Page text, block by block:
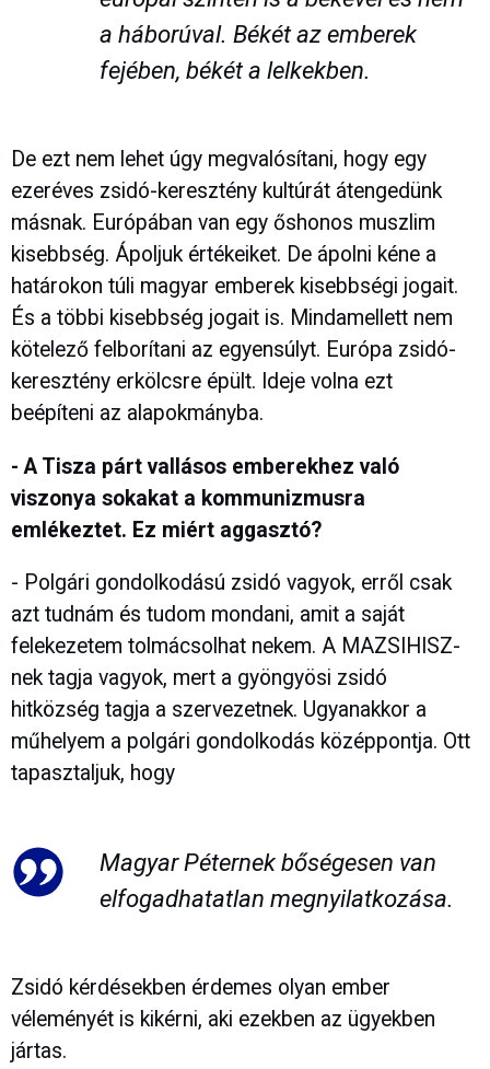
a háborúval. Békét az emberek
fejében, békét a lelkekben.
De ezt nem lehet úgy megvalósítani, hogy egy
ezeréves zsidó-keresztény kultúrát átengedünk
másnak. Európában van egy őshonos muszlim
kisebbség. Ápoljuk értékeiket. De ápolni kéne a
határokon túli magyar emberek kisebbségi jogait.
És a többi kisebbség jogait is. Mindamellett nem
kötelező felborítani az egyensúlyt. Európa zsidó-
keresztény erkölcsre épült. Ideje volna ezt
beépíteni az alapokmányba.
- A Tisza párt vallásos emberekhez való
viszonya sokakat a kommunizmusra
emlékeztet. Ez miért aggasztó?
- Polgári gondolkodású zsidó vagyok, erről csak
azt tudnám és tudom mondani, amit a saját
felekezetem tolmácsolhat nekem. A MAZSIHISZ-
nek tagja vagyok, mert a gyöngyösi zsidó
hitközség tagja a szervezetnek. Ugyanakkor a
műhelyem a polgári gondolkodás középpontja. Ott
tapasztaljuk, hogy
Magyar Péternek bőségesen van
elfogadhatatlan megnyilatkozása.
Zsidó kérdésekben érdemes olyan ember
véleményét is kikérni, aki ezekben az ügyekben
jártas.